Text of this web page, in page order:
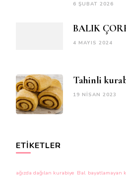
6 ŞUBAT 2026
BALIK
4 MAYIS 2024
Tahinli
19 NISAN 2023
ETIKETLER
ağızda dağılan kurabiye Bal bayatlamayan